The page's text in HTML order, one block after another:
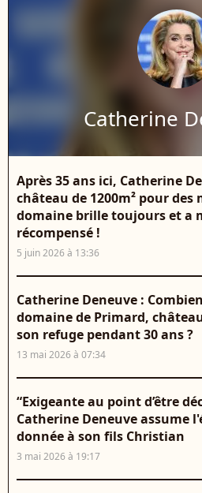
Catherine
Après 35 ans ici, Catherine
château de 1200m² pour
domaine brille toujours et a
récompensé !
5 juin 2026 à 13:36
Catherine Deneuve :
domaine de Primard,
son refuge pendant 30 ans ?
13 mai 2026 à 07:34
“Exigeante au point d’être
Catherine Deneuve assume
donnée à son fils Christian
3 mai 2026 à 19:17